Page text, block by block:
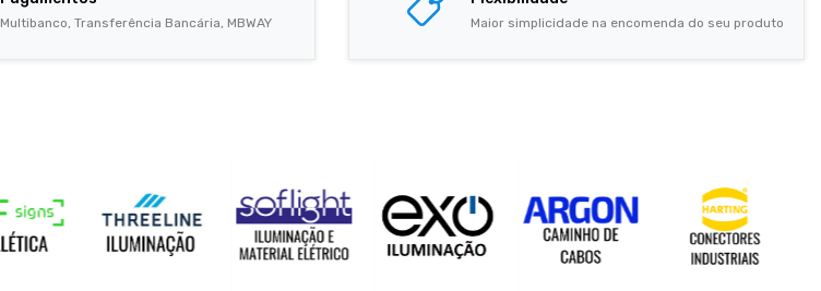
Multibanco, Transferência Bancária, MBWAY Maior simplicidade na encomenda do seu produto